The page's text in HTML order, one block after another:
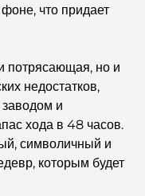
рекомендации
новый стандарт
в Дубае.
Васту:
баланса и
что придает
потрясающая, но и
недостатков,
и
хода в 48 часов.
символичный и
которым будет